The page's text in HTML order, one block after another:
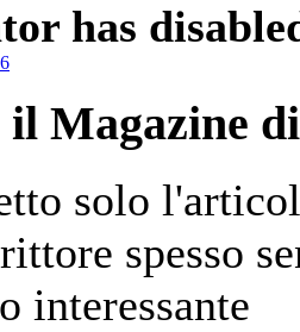
has
Magazine
solo
spesso
interessante